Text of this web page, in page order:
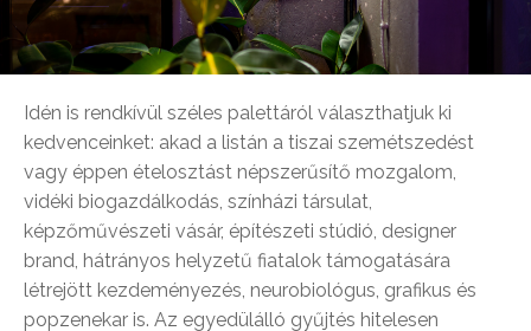
Idén is rendkívül széles palettáról választhatjuk ki
kedvenceinket: akad a listán a tiszai szemétszedést
vagy éppen ételosztást népszerűsítő mozgalom,
vidéki biogazdálkodás, színházi társulat,
képzőművészeti vásár, építészeti stúdió, designer
brand, hátrányos helyzetű fiatalok támogatására
létrejött kezdeményezés, neurobiológus, grafikus és
popzenekar is. Az egyedülálló gyűjtés hitelesen